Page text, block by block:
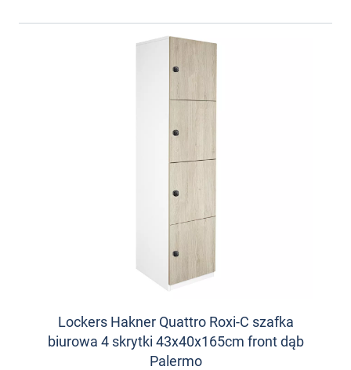
Lockers Hakner Quattro Roxi-C szafka
biurowa 4 skrytki 43x40x165cm front dąb
Palermo